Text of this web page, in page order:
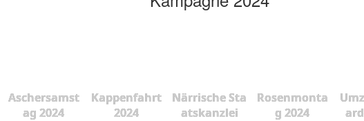
Aschersamst
ag 2024
Kappenfahrt
2024
Närrische Sta
atskanzlei
Rosenmonta
g 2024